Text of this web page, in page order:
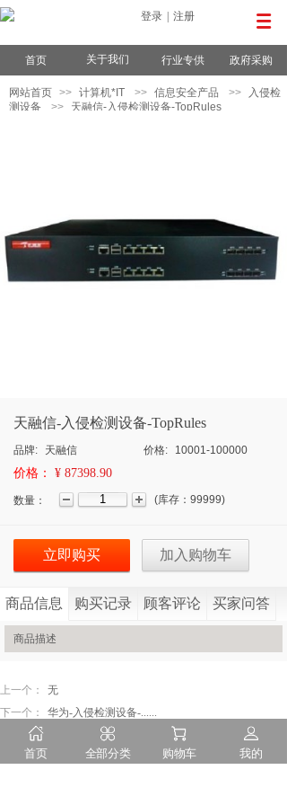
登录 注册
首页 关于我们 行业专供 政府采购
网站首页 >> 计算机*IT >> 信息安全产品 >>
入侵检
测设备
>> 天融信-入侵检测设备-TopRules
天融信-入侵检测设备-TopRules
品牌: 天融信 价格: 10001-100000
价格： ¥ 87398.90
数量： (库存： 99999)
立即购买 加入购物车
商品信息 购买记录 顾客评论 买家问答
商品描述
上一个：
无
下一个：
华为-入侵检测设备-......
首页 全部分类 购物车 我的